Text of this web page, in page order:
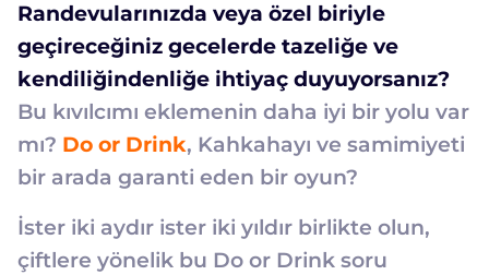
Randevularınızda veya özel biriyle
geçireceğiniz gecelerde tazeliğe ve
kendiliğindenliğe ihtiyaç duyuyorsanız?
Bu kıvılcımı eklemenin daha iyi bir yolu var
mı? Do or Drink, Kahkahayı ve samimiyeti
bir arada garanti eden bir oyun?
İster iki aydır ister iki yıldır birlikte olun,
çiftlere yönelik bu Do or Drink soru